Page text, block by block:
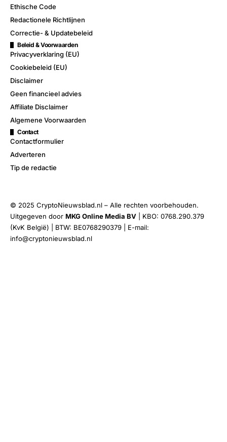
Ethische Code
Redactionele Richtlijnen
Correctie- & Updatebeleid
Beleid & Voorwaarden
Privacyverklaring (EU)
Cookiebeleid (EU)
Disclaimer
Geen financieel advies
Affiliate Disclaimer
Algemene Voorwaarden
Contact
Contactformulier
Adverteren
Tip de redactie
© 2025 CryptoNieuwsblad.nl – Alle rechten voorbehouden.
Uitgegeven door MKG Online Media BV | KBO: 0768.290.379
(KvK België) | BTW: BE0768290379 | E-mail:
info@cryptonieuwsblad.nl